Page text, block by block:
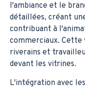
l'ambiance et le
détaillées, créant
contribuant à
commerciaux.
riverains et
devant les vitrines.
L'intégration avec